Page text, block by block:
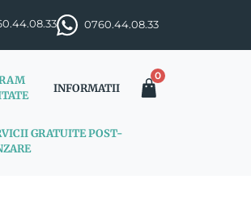
0760.44.08.33
INFORMATII
0
GRATUITE POST-